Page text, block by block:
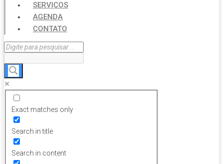
SERVIÇOS
AGENDA
CONTATO
Exact matches only
Search in title
Search in content